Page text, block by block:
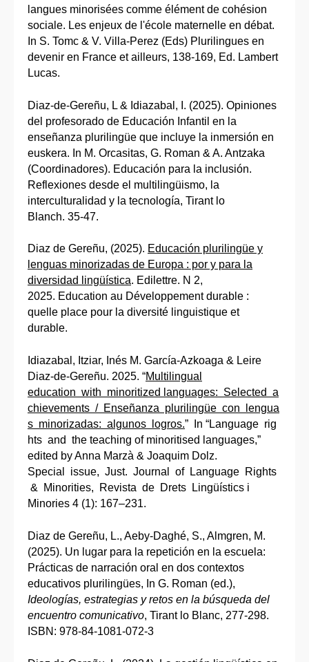
langues minorisées comme élément de cohésion
sociale. Les enjeux de l'école maternelle en débat.
In S. Tomc & V. Villa-Perez (Eds) Plurilingues en
devenir en France et ailleurs, 138-169, Ed. Lambert
Lucas.
Diaz-de-Gereñu, L & Idiazabal, I. (2025). Opiniones
del profesorado de Educación Infantil en la
enseñanza plurilingüe que incluye la inmersión en
euskera. In M. Orcasitas, G. Roman & A. Antzaka
(Coordinadores). Educación para la inclusión.
Reflexiones desde el multilingüismo, la
interculturalidad y la tecnología, Tirant lo
Blanch. 35-47.
Diaz de Gereñu, (2025). Educación plurilingüe y
lenguas minorizadas de Europa : por y para la
diversidad lingüística. Edilettre. N 2,
2025. Education au Développement durable :
quelle place pour la diversité linguistique et
durable.
Idiazabal, Itziar, Inés M. García-Azkoaga & Leire
Diaz-de-Gereñu. 2025. “Multilingual
education with minoritized languages: Selected a
chievements / Enseñanza plurilingüe con lengua
s minorizadas: algunos logros.” In “Language rig
hts and the teaching of minoritised languages,”
edited by Anna Marzà & Joaquim Dolz.
Special issue, Just. Journal of Language Rights
& Minorities, Revista de Drets Lingüístics i
Minories 4 (1): 167–231.
Diaz de Gereñu, L., Aeby-Daghé, S., Almgren, M.
(2025). Un lugar para la repetición en la escuela:
Prácticas de narración oral en dos contextos
educativos plurilingües, In G. Roman (ed.),
Ideologías, estrategias y retos en la búsqueda del
encuentro comunicativo, Tirant lo Blanc, 277-298.
ISBN: 978-84-1081-072-3